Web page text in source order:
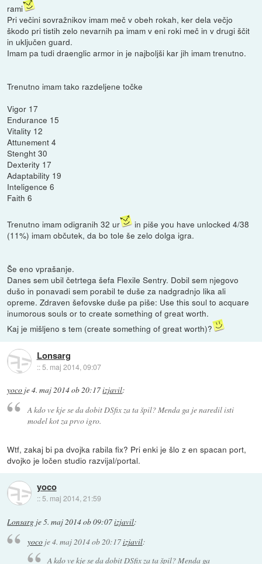
rami
Pri večini sovražnikov imam meč v obeh rokah, ker dela večjo
škodo pri tistih zelo nevarnih pa imam v eni roki meč in v drugi ščit
in uključen guard.
Imam pa tudi draenglic armor in je najboljši kar jih imam trenutno.
Trenutno imam tako razdeljene točke
Vigor 17
Endurance 15
Vitality 12
Attunement 4
Stenght 30
Dexterity 17
Adaptability 19
Inteligence 6
Faith 6
Trenutno imam odigranih 32 ur
in piše you have unlocked 4/38
(11%) imam občutek, da bo tole še zelo dolga igra.
Še eno vprašanje.
Danes sem ubil četrtega šefa Flexile Sentry. Dobil sem njegovo
dušo in ponavadi sem porabil te duše za nadgradnjo lika ali
opreme. Zdraven šefovske duše pa piše: Use this soul to acquare
inumorous souls or to create something of great worth.
Kaj je mišljeno s tem (create something of great worth)?
Lonsarg
::5. maj 2014, 09:07
yoco je4. maj 2014 ob 20:17izjavil:
A kdo ve kje se da dobit DSfix za ta špil? Menda ga je naredil isti
model kot za prvo igro.
Wtf, zakaj bi pa dvojka rabila fix? Pri enki je šlo z en spacan port,
dvojko je ločen studio razvijal/portal.
yoco
:: 5. maj 2014, 21:59
Lonsarg je5. maj 2014 ob 09:07izjavil:
yocoje4. maj 2014 ob 20:17izjavil:
A kdo ve kje se da dobit DSfix za ta špil? Menda ga